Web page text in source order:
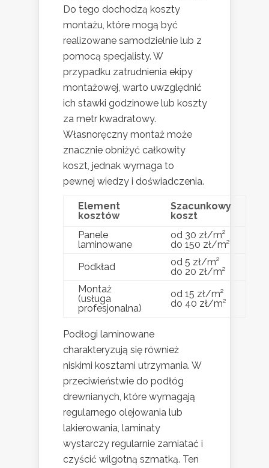
Do tego dochodzą koszty
montażu, które mogą być
realizowane samodzielnie lub z
pomocą specjalisty. W
przypadku zatrudnienia ekipy
montażowej, warto uwzględnić
ich stawki godzinowe lub koszty
za metr kwadratowy.
Własnoręczny montaż może
znacznie obniżyć całkowity
koszt, jednak wymaga to
pewnej wiedzy i doświadczenia.
Element
kosztów
Szacunkowy
koszt
Panele
laminowane
od 30 zł/m²
do 150 zł/m²
Podkład
od 5 zł/m²
do 20 zł/m²
Montaż
(usługa
profesjonalna)
od 15 zł/m²
do 40 zł/m²
Podłogi laminowane
charakteryzują się również
niskimi kosztami utrzymania. W
przeciwieństwie do podłóg
drewnianych, które wymagają
regularnego olejowania lub
lakierowania, laminaty
wystarczy regularnie zamiatać i
czyścić wilgotną szmatką. Ten